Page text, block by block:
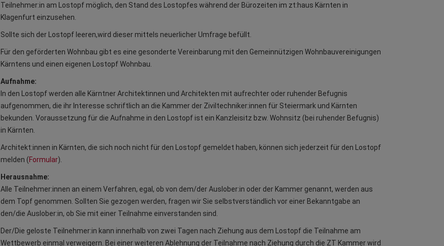
Teilnehmer:in am Lostopf möglich, den Stand des Lostopfes während der Bürozeiten im zt:haus Kärnten in
Klagenfurt einzusehen.
Sollte sich der Lostopf leeren,wird dieser mittels neuerlicher Umfrage befüllt.
Für den geförderten Wohnbau gibt es eine gesonderte Vereinbarung mit den Gemeinnützigen Wohnbauvereinigungen
Kärntens und einen eigenen Lostopf Wohnbau.
Aufnahme:
In den Lostopf werden alle Kärntner Architektinnen und Architekten mit aufrechter oder ruhender Befugnis
aufgenommen, die ihr Interesse schriftlich an die Kammer der Ziviltechniker:innen für Steiermark und Kärnten
bekunden. Voraussetzung für die Aufnahme in den Lostopf ist ein Kanzleisitz bzw. Wohnsitz (bei ruhender Befugnis)
in Kärnten.
Architekt:innen in Kärnten, die sich noch nicht für den Lostopf gemeldet haben, können sich jederzeit für den Lostopf
melden (Formular).
Herausnahme:
Alle Teilnehmer:innen an einem Verfahren, egal, ob von dem/der Auslober:in oder der Kammer genannt, werden aus
dem Topf genommen. Sollten Sie gezogen werden, fragen wir Sie selbstverständlich vor einer Bekanntgabe an
den/die Auslober:in, ob Sie mit einer Teilnahme einverstanden sind.
Der/Die geloste Teilnehmer:in kann innerhalb von zwei Tagen nach Ziehung aus dem Lostopf die Teilnahme am
Wettbewerb einmal verweigern. Bei einer weiteren Ablehnung der Teilnahme nach Ziehung durch die ZT Kammer wird